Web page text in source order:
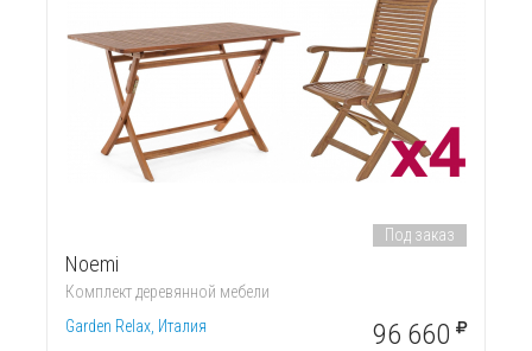
Noemi
Комплект деревянной мебели
Garden Relax, Италия
Под заказ
96 660